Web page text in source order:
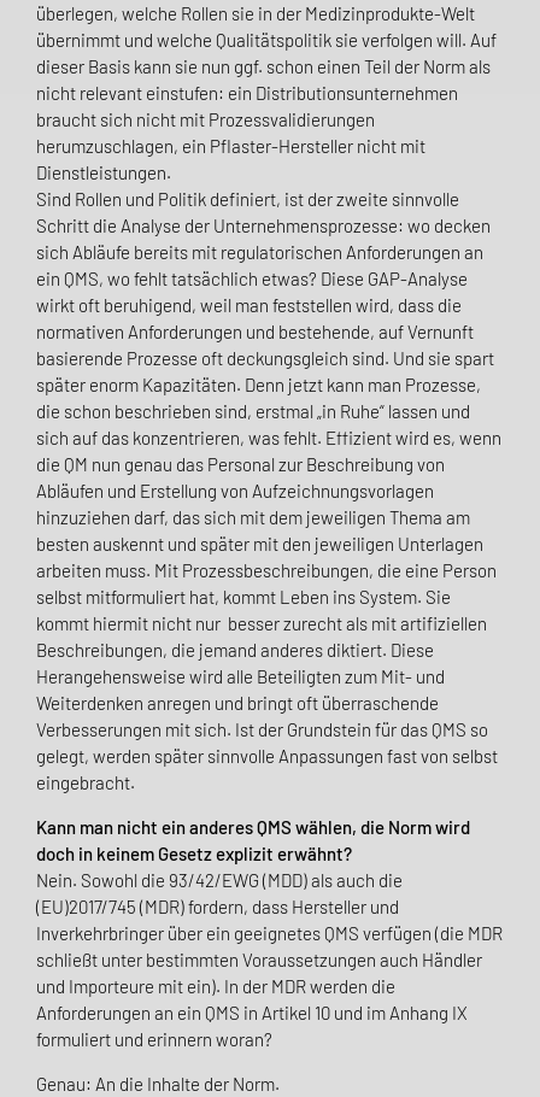
überlegen, welche Rollen sie in der Medizinprodukte-Welt
übernimmt und welche Qualitätspolitik sie verfolgen will. Auf
dieser Basis kann sie nun ggf. schon einen Teil der Norm als
nicht relevant einstufen: ein Distributionsunter­nehmen
braucht sich nicht mit Prozessvalidierungen
herumzuschlagen, ein Pflaster-Hersteller nicht mit
Dienstleistungen.
Sind Rollen und Politik definiert, ist der zweite sinnvolle
Schritt die Analyse der Unternehmens­prozesse: wo decken
sich Abläufe bereits mit regulatorischen Anforderungen an
ein QMS, wo fehlt tatsächlich etwas? Diese GAP-Analyse
wirkt oft beruhigend, weil man feststellen wird, dass die
normativen Anforderungen und bestehende, auf Vernunft
basierende Prozesse oft deckungs­gleich sind. Und sie spart
später enorm Kapazitäten. Denn jetzt kann man Prozesse,
die schon beschrieben sind, erstmal „in Ruhe“ lassen und
sich auf das konzentrieren, was fehlt. Effizient wird es, wenn
die QM nun genau das Personal zur Beschreibung von
Abläufen und Erstellung von Aufzeichnungsvorlagen
hinzuziehen darf, das sich mit dem jeweiligen Thema am
besten auskennt und später mit den jeweiligen Unterlagen
arbeiten muss. Mit Prozessbeschreibungen, die eine Person
selbst mitformuliert hat, kommt Leben ins System. Sie
kommt hiermit nicht nur besser zurecht als mit artifiziellen
Beschreibungen, die jemand anderes diktiert. Diese
Herangehensweise wird alle Beteiligten zum Mit- und
Weiterdenken anregen und bringt oft überraschende
Verbesserungen mit sich. Ist der Grundstein für das QMS so
gelegt, werden später sinnvolle Anpassungen fast von selbst
eingebracht.
Kann man nicht ein anderes QMS wählen, die Norm wird
doch in keinem Gesetz explizit erwähnt?
Nein. Sowohl die 93/42/EWG (MDD) als auch die
(EU)2017/745 (MDR) fordern, dass Hersteller und
Inverkehrbringer über ein geeignetes QMS verfügen (die MDR
schließt unter bestimmten Vor­aussetzungen auch Händler
und Importeure mit ein). In der MDR werden die
Anforderungen an ein QMS in Artikel 10 und im Anhang IX
formuliert und erinnern woran?
Genau: An die Inhalte der Norm.